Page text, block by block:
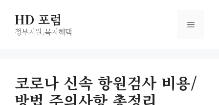
HD 포럼
정부지원,복지헤택
메
코로나 신속 항원검사 비용/
방법 주의사항 총정리